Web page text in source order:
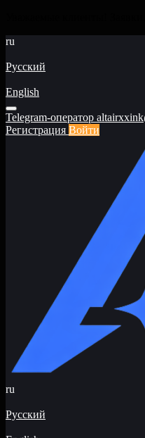
ru
Русский
English
Telegram-оператор
Регистрация Войти
ru
Русский